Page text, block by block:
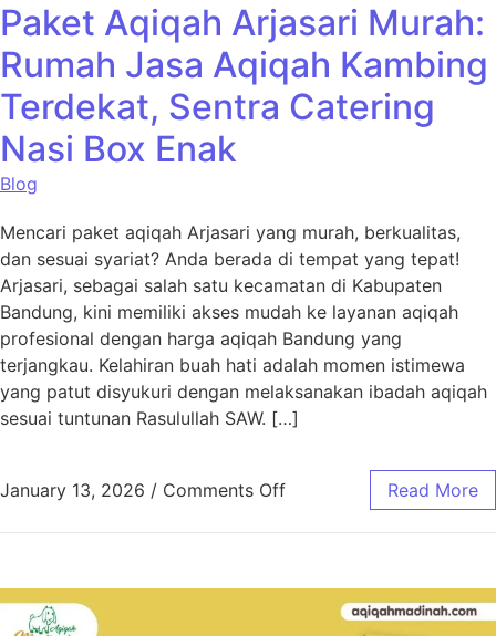
Paket Aqiqah Arjasari Murah:
Rumah Jasa Aqiqah Kambing
Terdekat, Sentra Catering
Nasi Box Enak
Blog
Mencari paket aqiqah Arjasari yang murah, berkualitas,
dan sesuai syariat? Anda berada di tempat yang tepat!
Arjasari, sebagai salah satu kecamatan di Kabupaten
Bandung, kini memiliki akses mudah ke layanan aqiqah
profesional dengan harga aqiqah Bandung yang
terjangkau. Kelahiran buah hati adalah momen istimewa
yang patut disyukuri dengan melaksanakan ibadah aqiqah
sesuai tuntunan Rasulullah SAW. […]
January 13, 2026 / Comments Off Read More